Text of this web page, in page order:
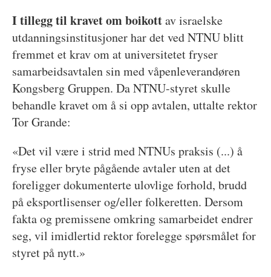
I tillegg til kravet om boikottav israelske
utdanningsinstitusjoner har det ved NTNU blitt
fremmet et krav om at universitetet fryser
samarbeidsavtalen sin med våpenleverandøren
Kongsberg Gruppen. Da NTNU-styret skulle
behandle kravet om å si opp avtalen, uttalte rektor
Tor Grande:
«Det vil være i strid med NTNUs praksis (...) å
fryse eller bryte pågående avtaler uten at det
foreligger dokumenterte ulovlige forhold, brudd
på eksportlisenser og/eller folkeretten. Dersom
fakta og premissene omkring samarbeidet endrer
seg, vil imidlertid rektor forelegge spørsmålet for
styret på nytt.»